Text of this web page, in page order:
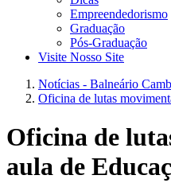
Empreendedorismo
Graduação
Pós-Graduação
Visite Nosso Site
Notícias - Balneário
Oficina de lutas
Oficina de
aula de